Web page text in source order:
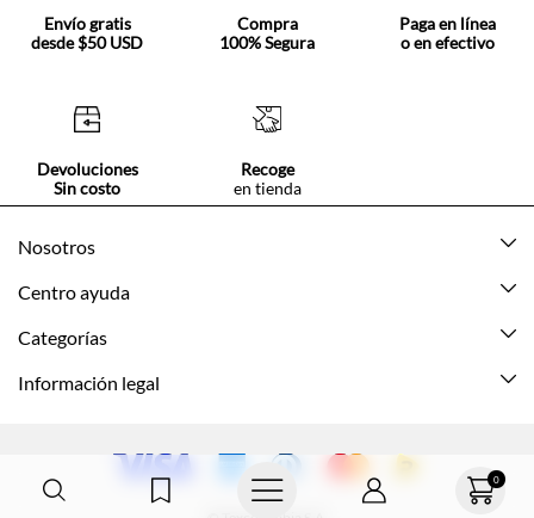
0
Envío gratis
desde $50 USD
Compra
100% Segura
Paga en línea
o en efectivo
Devoluciones
Sin costo
Recoge
en tienda
Nosotros
Acerca de Tennis
Centro ayuda
Mis pedidos
Guía de tallas
Contáctanos
Categorías
Nuevo
Niña
Información legal
Politica de envío y devolución
Políticas de privacidad